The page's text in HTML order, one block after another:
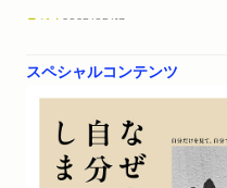
第３章 母への罪悪感と自責感
母と娘に関する3冊／罪悪感
愛のふたつの柱
２ 母のミソジニー
精神分析にとって女とは何
がれる母性信仰／ミソジニー
ラジオ 2025/05/13
さんが出演しました。
2025/05/11
毎日新聞で著者インタビュ
定感という言葉が大嫌い 信
スペシャルコンテンツ